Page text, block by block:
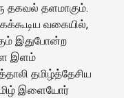
தகவல் தளமாகும்.
வகையில்,
இதுபோன்ற
இளம்
தமிழ்த்தேசிய
இளையோர்